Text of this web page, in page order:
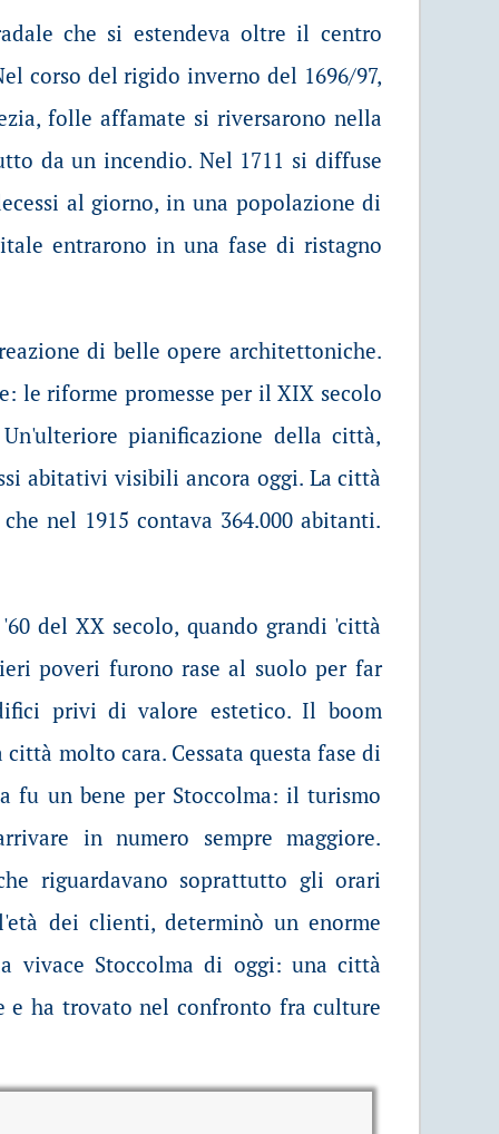
che si estendeva oltre il centro
corso del rigido inverno del 1696/97,
folle affamate si riversarono nella
da un incendio. Nel 1711 si diffuse
al giorno, in una popolazione di
entrarono in una fase di ristagno
di belle opere architettoniche.
le riforme promesse per il XIX secolo
pianificazione della città,
abitativi visibili ancora oggi. La città
nel 1915 contava 364.000 abitanti.
del XX secolo, quando grandi 'città
poveri furono rase al suolo per far
privi di valore estetico. Il boom
molto cara. Cessata questa fase di
fu un bene per Stoccolma: il turismo
in numero sempre maggiore.
riguardavano soprattutto gli orari
dei clienti, determinò un enorme
vivace Stoccolma di oggi: una città
ha trovato nel confronto fra culture